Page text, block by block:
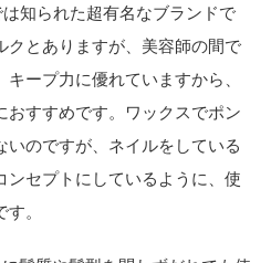
知られた超有名なブランドで
クとありますが、美容師の間で
ープ力に優れていますから、
おすすめです。ワックスでポン
いのですが、ネイルをしている
ンセプトにしているように、使
。